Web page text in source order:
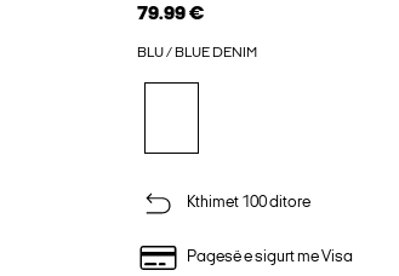
79.99 €
BLU / BLUE DENIM
Kthimet 100 ditore
Pagesë e sigurt me Visa